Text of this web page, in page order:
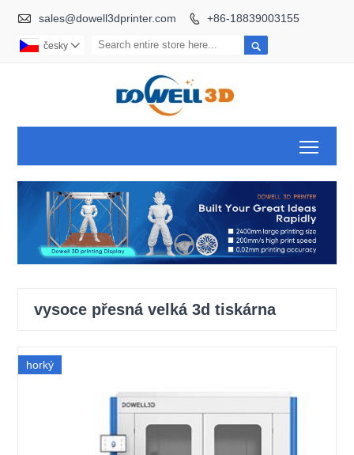
 sales@dowell3dprinter.com  +86-18839003155

česky 
vysoce přesná velká 3d tiskárna
horký